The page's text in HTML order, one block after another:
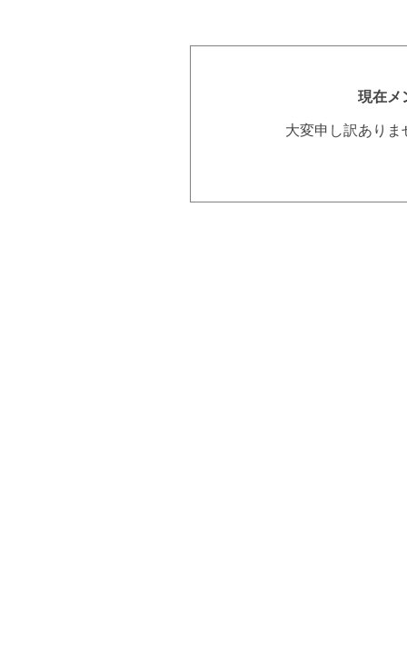
現在メ
大変申し訳あり